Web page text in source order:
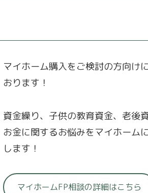
マイホーム購入をご検討の方向け
おります！
資金繰り、子供の教育資金、老後
お金に関するお悩みをマイホーム
します！
マイホームFP相談の詳細はこちら